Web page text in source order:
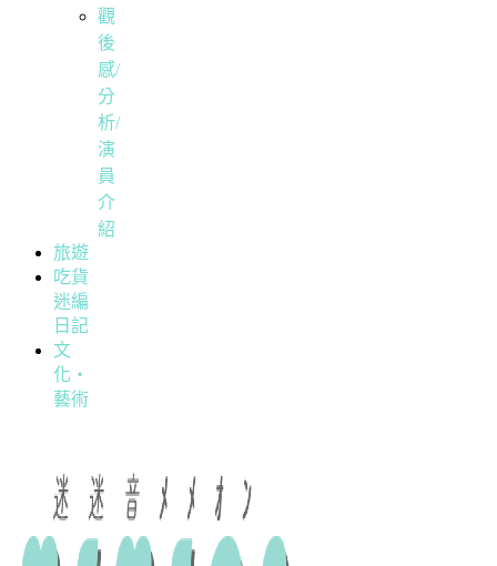
觀
後
感/
分
析/
演
員
介
紹
旅遊
吃貨
迷編
日記
文
化・
藝術